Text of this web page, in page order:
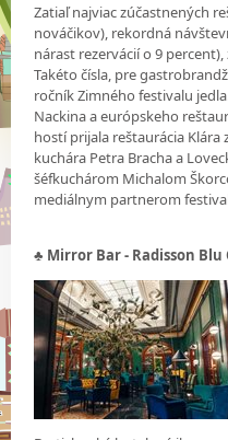
Zatiaľ najviac zúčastnených
nováčikov), rekordná
nárast rezervácií o 9
Takéto čísla, pre
ročník Zimného festivalu
Nackina a európskeho
hostí prijala reštaurácia Klára
kuchára Petra Bracha a
šéfkuchárom Michalom
mediálnym partnerom
♣ Mirror Bar - Radisson Blu